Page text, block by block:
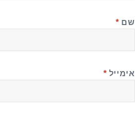
שם *
אימייל *